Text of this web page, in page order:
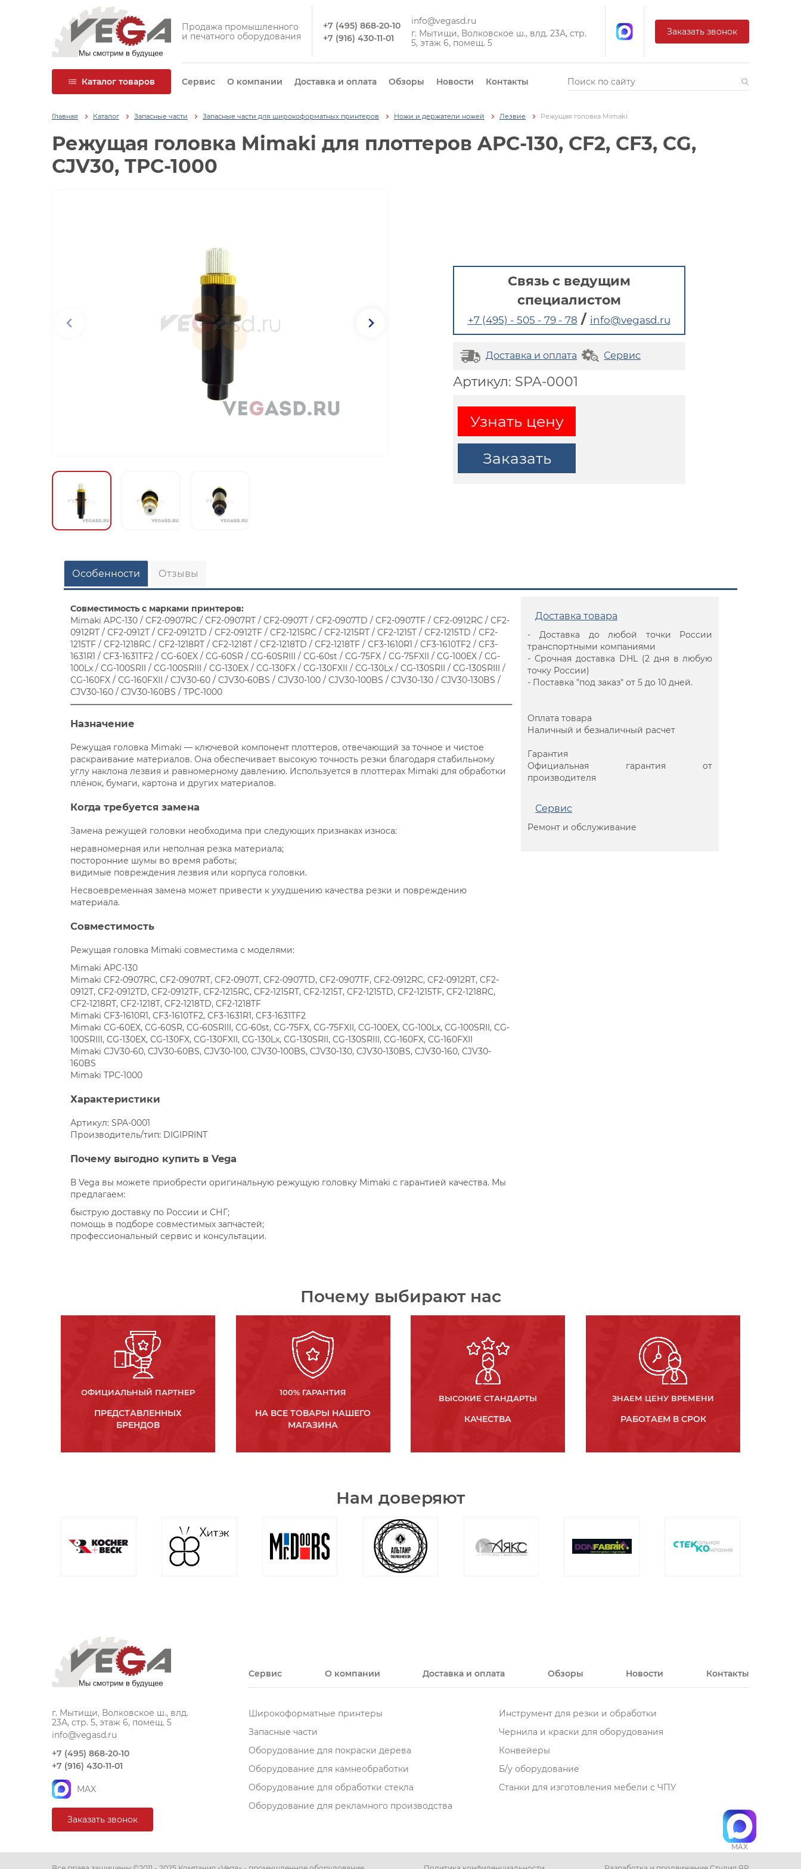
Продажа промышленного
и печатного оборудования
+7 (495) 868-20-10
+7 (916) 430-11-01
info@vegasd.ru
г. Мытищи, Волковское ш., влд. 23А, стр.
5, этаж 6, помещ. 5
Заказать звонок
Каталог товаров Сервис О компании Доставка и оплата Обзоры Новости Контакты
Главная Каталог Запасные части Запасные части для широкоформатных принтеров Ножи и держатели ножей Лезвие Режущая головка Mimaki
Режущая головка Mimaki для плоттеров APC-130, CF2, CF3, CG,
CJV30, TPC-1000
Связь с ведущим
специалистом
+7 (495) - 505 - 79 - 78 / info@vegasd.ru
Доставка и оплата Сервис
Артикул: SPA-0001
Узнать цену
Заказать
Особенности
Совместимость с марками принтеров:
Mimaki APC-130 / CF2-0907RC / CF2-0907RT / CF2-0907T / CF2-0907TD / CF2-0907TF / CF2-0912RC / CF2-
0912RT / CF2-0912T / CF2-0912TD / CF2-0912TF / CF2-1215RC / CF2-1215RT / CF2-1215T / CF2-1215TD / CF2-
1215TF / CF2-1218RC / CF2-1218RT / CF2-1218T / CF2-1218TD / CF2-1218TF / CF3-1610R1 / CF3-1610TF2 / CF3-
1631R1 / CF3-1631TF2 / CG-60EX / CG-60SR / CG-60SRIII / CG-60st / CG-75FX / CG-75FXII / CG-100EX / CG-
100Lx / CG-100SRII / CG-100SRIII / CG-130EX / CG-130FX / CG-130FXII / CG-130Lx / CG-130SRII / CG-130SRIII /
CG-160FX / CG-160FXII / CJV30-60 / CJV30-60BS / CJV30-100 / CJV30-100BS / CJV30-130 / CJV30-130BS /
CJV30-160 / CJV30-160BS / TPC-1000
Назначение
Режущая головка Mimaki — ключевой компонент плоттеров, отвечающий за точное и чистое
раскраивание материалов. Она обеспечивает высокую точность резки благодаря стабильному
углу наклона лезвия и равномерному давлению. Используется в плоттерах Mimaki для обработки
плёнок, бумаги, картона и других материалов.
Когда требуется замена
Замена режущей головки необходима при следующих признаках износа:
неравномерная или неполная резка материала;
посторонние шумы во время работы;
видимые повреждения лезвия или корпуса головки.
Несвоевременная замена может привести к ухудшению качества резки и повреждению
материала.
Совместимость
Режущая головка Mimaki совместима с моделями:
Mimaki APC-130
Mimaki CF2-0907RC, CF2-0907RT, CF2-0907T, CF2-0907TD, CF2-0907TF, CF2-0912RC, CF2-0912RT, CF2-
0912T, CF2-0912TD, CF2-0912TF, CF2-1215RC, CF2-1215RT, CF2-1215T, CF2-1215TD, CF2-1215TF, CF2-1218RC,
CF2-1218RT, CF2-1218T, CF2-1218TD, CF2-1218TF
Mimaki CF3-1610R1, CF3-1610TF2, CF3-1631R1, CF3-1631TF2
Mimaki CG-60EX, CG-60SR, CG-60SRIII, CG-60st, CG-75FX, CG-75FXII, CG-100EX, CG-100Lx, CG-100SRII, CG-
100SRIII, CG-130EX, CG-130FX, CG-130FXII, CG-130Lx, CG-130SRII, CG-130SRIII, CG-160FX, CG-160FXII
Mimaki CJV30-60, CJV30-60BS, CJV30-100, CJV30-100BS, CJV30-130, CJV30-130BS, CJV30-160, CJV30-
160BS
Mimaki TPC-1000
Характеристики
Артикул: SPA-0001
Производитель/тип: DIGIPRINT
Почему выгодно купить в Vega
В Vega вы можете приобрести оригинальную режущую головку Mimaki с гарантией качества. Мы
предлагаем:
быструю доставку по России и СНГ;
помощь в подборе совместимых запчастей;
профессиональный сервис и консультации.
Доставка товара
- Доставка до любой точки России
транспортными компаниями
- Срочная доставка DHL (2 дня в любую
точку России)
- Поставка "под заказ" от 5 до 10 дней.
Оплата товара
Наличный и безналичный расчет
Гарантия
Официальная гарантия от
производителя
Сервис
Ремонт и обслуживание
Отзывы
Почему выбирают нас
ОФИЦИАЛЬНЫЙ ПАРТНЕР
ПРЕДСТАВЛЕННЫХ
БРЕНДОВ
100% ГАРАНТИЯ
НА ВСЕ ТОВАРЫ НАШЕГО
МАГАЗИНА
ВЫСОКИЕ СТАНДАРТЫ
КАЧЕСТВА
ЗНАЕМ ЦЕНУ ВРЕМЕНИ
РАБОТАЕМ В СРОК
Нам доверяют
г. Мытищи, Волковское ш., влд.
23А, стр. 5, этаж 6, помещ. 5
info@vegasd.ru
+7 (495) 868-20-10
+7 (916) 430-11-01
MAX
Заказать звонок
Сервис О компании Доставка и оплата Обзоры Новости Контакты
Широкоформатные принтеры
Запасные части
Оборудование для покраски дерева
Оборудование для камнеобработки
Оборудование для обработки стекла
Оборудование для рекламного производства
Инструмент для резки и обработки
Чернила и краски для оборудования
Конвейеры
Б/у оборудование
Станки для изготовления мебели с ЧПУ
MAX